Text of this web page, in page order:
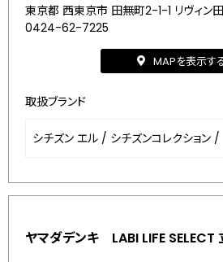
東京都 西東京市 田無町2-1-1 リヴィン
0424-62-7225
MAPを表示す
取扱ブランド
シチズン エル / シチズンコレクション /
ヤマダデンキ LABI LIFE SELECT